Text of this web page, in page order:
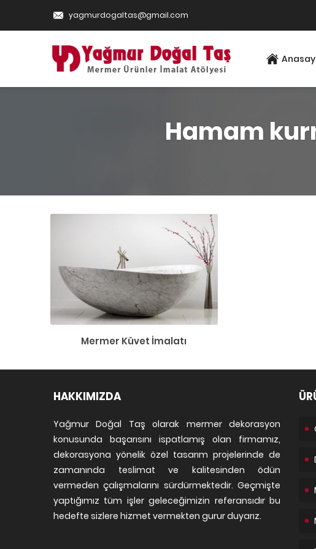
yagmurdogaltas@gmail.com
Hamam
Mermer Küvet İmalatı
HAKKIMIZDA
Yağmur Doğal Taş olarak mermer dekorasyon
konusunda başarısını ispatlamış olan firmamız,
dekorasyona yönelik özel tasarım projelerinde de
zamanında teslimat ve kalitesinden ödün
vermeden çalışmalarını sürdürmektedir. Geçmişte
yaptığımız tüm işler geleceğimizin referansıdır bu
hedefte sizlere hizmet vermekten gurur duyarız.